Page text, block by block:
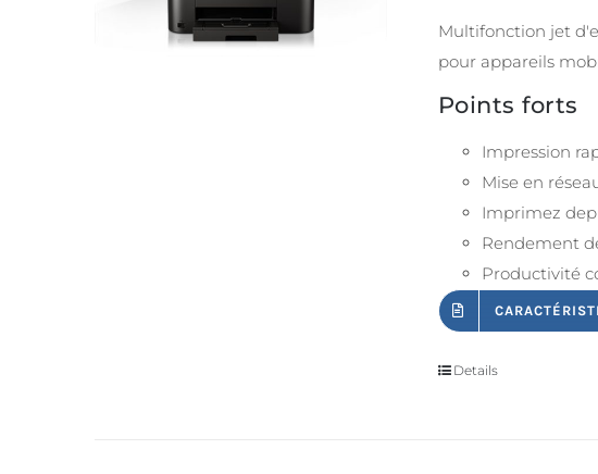
Multifonction jet
pour appareils
Points forts
Impression
Mise en
Imprimez
Rendement
Productivité
Details